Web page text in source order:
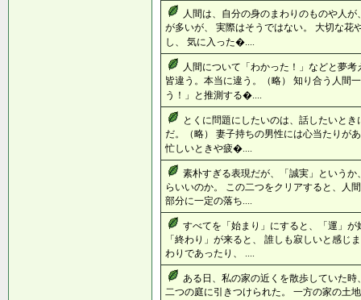
人間は、自分の身のまわりのものや人
が多いが、 実際はそうではない。 大切な花
し、 気に入った�....
人間について「わかった！」などと夢
皆違う。本当に違う。（略） 知り合う人間
う！」と推測する�....
とくに問題にしたいのは、話したいと
だ。（略） 妻子持ちの男性には心当たりが
忙しいときや疲�....
素朴すぎる表現だが、「誠実」という
らいいのか。 この二つをクリアすると、人
部分に一定の落ち....
すべてを「始まり」にすると、「運」
「終わり」が来ると、 誰しも寂しいと感じ
わりであったり、 ....
ある日、私の家の近くを散歩していた
二つの庭に引きつけられた。 一方の家の土